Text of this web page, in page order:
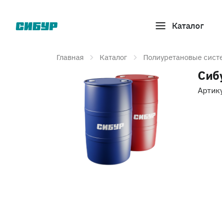
Каталог
Главная Каталог Полиуретановые